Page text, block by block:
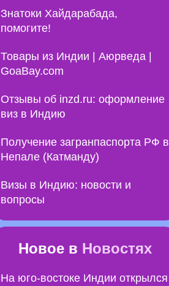
Знатоки Хайдарабада,
помогите!
Товары из Индии | Аюрведа |
GoaBay.com
Отзывы об inzd.ru: оформление
виз в Индию
Получение загранпаспорта РФ в
Непале (Катманду)
Визы в Индию: новости и
вопросы
Новое в Новостях
На юго-востоке Индии открылся